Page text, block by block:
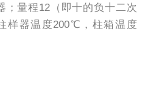
；量程12（即十的负十二次
样器温度200℃，柱箱温度